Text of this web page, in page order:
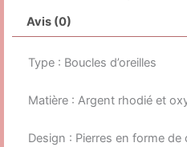
Avis (0)
Type : Boucles d’oreilles
Matière : Argent rhodié et
Design : Pierres en forme